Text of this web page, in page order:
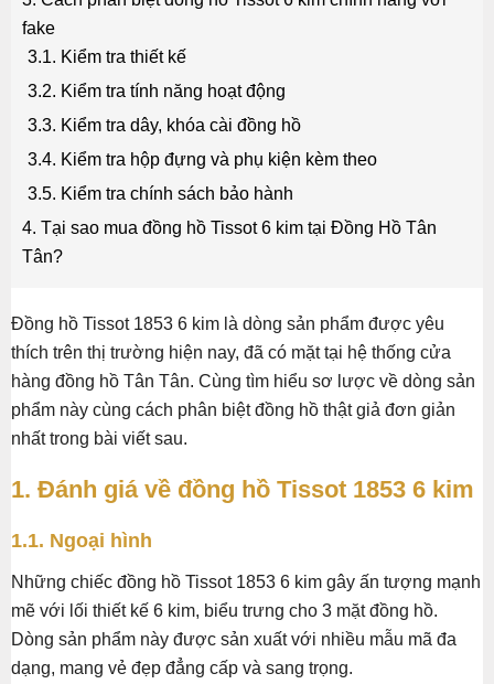
fake
3.1. Kiểm tra thiết kế
3.2. Kiểm tra tính năng hoạt động
3.3. Kiểm tra dây, khóa cài đồng hồ
3.4. Kiểm tra hộp đựng và phụ kiện kèm theo
3.5. Kiểm tra chính sách bảo hành
4. Tại sao mua đồng hồ Tissot 6 kim tại Đồng Hồ Tân
Tân?
Đồng hồ Tissot 1853 6 kim là dòng sản phẩm được yêu
thích trên thị trường hiện nay, đã có mặt tại hệ thống cửa
hàng đồng hồ Tân Tân. Cùng tìm hiểu sơ lược về dòng sản
phẩm này cùng cách phân biệt đồng hồ thật giả đơn giản
nhất trong bài viết sau.
1. Đánh giá về đồng hồ Tissot 1853 6 kim
1.1. Ngoại hình
Những chiếc đồng hồ Tissot 1853 6 kim gây ấn tượng mạnh
mẽ với lối thiết kế 6 kim, biểu trưng cho 3 mặt đồng hồ.
Dòng sản phẩm này được sản xuất với nhiều mẫu mã đa
dạng, mang vẻ đẹp đẳng cấp và sang trọng.